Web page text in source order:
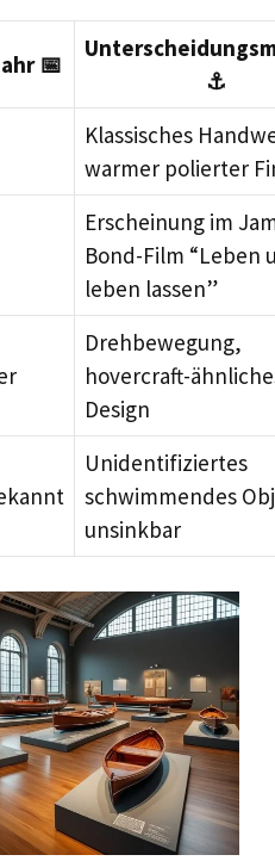
📅
⚓
Klassisches
warmer polierter
Erscheinung im
Bond-Film “Leben
leben lassen”
Drehbewegung,
hovercraft-
Design
Unidentifiziertes
schwimmendes
unsinkbar